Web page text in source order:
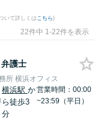
いて詳しくは こちら)
22件中 1-22件を表示
弁護士
所 横浜オフィス
横浜駅 か
ら徒歩3
分
営業時間：00:00
~23:59（平日）